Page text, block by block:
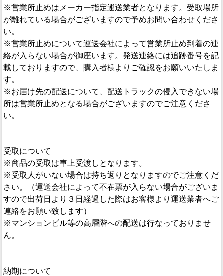
※営業所止めはメーカー指定運送業者となります。受取場所
が離れている場合がございますので予めお問い合わせくださ
い。
※営業所止めについて運送会社によって営業所止め到着の連
絡が入らない場合が御座います。発送連絡には追跡番号を記
載しておりますので、購入者様よりご確認をお願いいたしま
す。
※お届け先の配送について、配送トラックの侵入できない場
所は営業所止めとなる場合がございますのでご注意くださ
い。
受取について
※商品の受取は車上受渡しとなります。
※受取人がいない場合は持ち返りとなりますのでご注意くだ
さい。（運送会社によって不在票が入らない場合がございま
すので出荷日より３日経過した際はお客様より運送業者へご
連絡をお願い致します）
※マンションビル等の高層階への配送は行なっておりませ
ん。
納期について